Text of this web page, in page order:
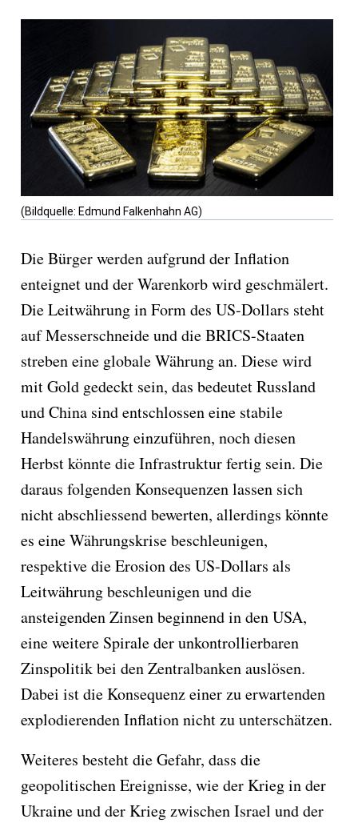
(Bildquelle: Edmund Falkenhahn AG)
Die Bürger werden aufgrund der Inflation
enteignet und der Warenkorb wird geschmälert.
Die Leitwährung in Form des US-Dollars steht
auf Messerschneide und die BRICS-Staaten
streben eine globale Währung an. Diese wird
mit Gold gedeckt sein, das bedeutet Russland
und China sind entschlossen eine stabile
Handelswährung einzuführen, noch diesen
Herbst könnte die Infrastruktur fertig sein. Die
daraus folgenden Konsequenzen lassen sich
nicht abschliessend bewerten, allerdings könnte
es eine Währungskrise beschleunigen,
respektive die Erosion des US-Dollars als
Leitwährung beschleunigen und die
ansteigenden Zinsen beginnend in den USA,
eine weitere Spirale der unkontrollierbaren
Zinspolitik bei den Zentralbanken auslösen.
Dabei ist die Konsequenz einer zu erwartenden
explodierenden Inflation nicht zu unterschätzen.
Weiteres besteht die Gefahr, dass die
geopolitischen Ereignisse, wie der Krieg in der
Ukraine und der Krieg zwischen Israel und der